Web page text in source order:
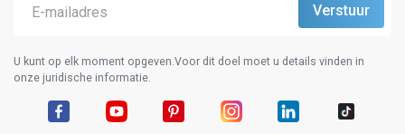
U kunt op elk moment opgeven.Voor dit doel moet u details vinden in
onze juridische informatie.